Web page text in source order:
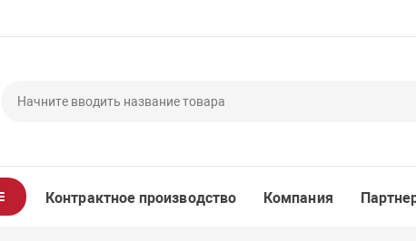
Контрактное производство Компания